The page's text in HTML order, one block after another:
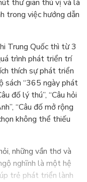
thư giãn thú vị và là
trong việc hướng dẫn
Trung Quốc thì từ 3
trình phát triển trí
thích sự phát triển
sách “365 ngày phát
đố lý thú”, “Câu hỏi
“Câu đố mở rộng
không thể thiếu
những vần thơ và
nghĩnh là một hệ
trẻ phát triển lành